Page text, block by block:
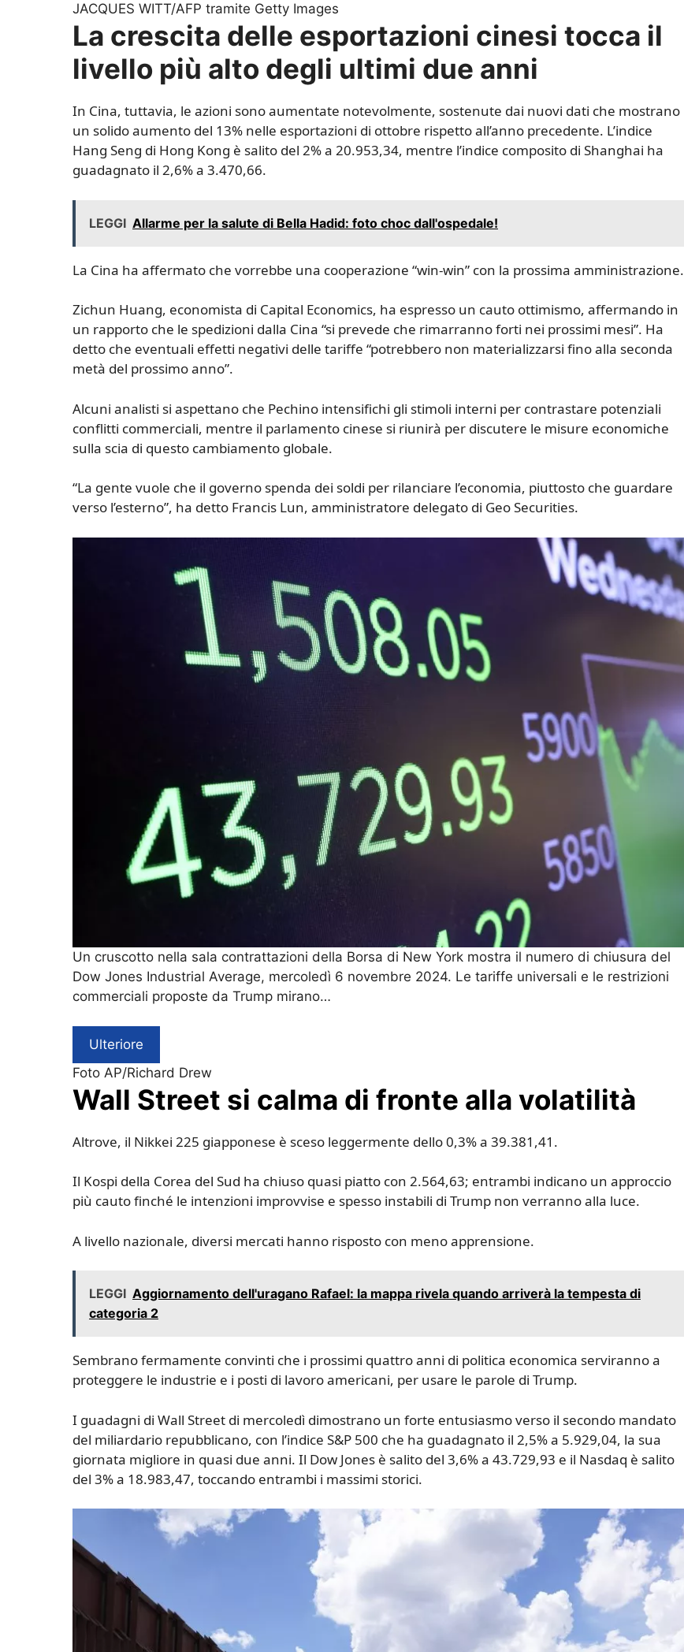
JACQUES WITT/AFP tramite Getty Images
La crescita delle esportazioni cinesi tocca il
livello più alto degli ultimi due anni
In Cina, tuttavia, le azioni sono aumentate notevolmente, sostenute dai nuovi dati che mostrano
un solido aumento del 13% nelle esportazioni di ottobre rispetto all’anno precedente. L’indice
Hang Seng di Hong Kong è salito del 2% a 20.953,34, mentre l’indice composito di Shanghai ha
guadagnato il 2,6% a 3.470,66.
LEGGI Allarme per la salute di Bella Hadid: foto choc dall'ospedale!
La Cina ha affermato che vorrebbe una cooperazione “win-win” con la prossima amministrazione.
Zichun Huang, economista di Capital Economics, ha espresso un cauto ottimismo, affermando in
un rapporto che le spedizioni dalla Cina “si prevede che rimarranno forti nei prossimi mesi”. Ha
detto che eventuali effetti negativi delle tariffe “potrebbero non materializzarsi fino alla seconda
metà del prossimo anno”.
Alcuni analisti si aspettano che Pechino intensifichi gli stimoli interni per contrastare potenziali
conflitti commerciali, mentre il parlamento cinese si riunirà per discutere le misure economiche
sulla scia di questo cambiamento globale.
“La gente vuole che il governo spenda dei soldi per rilanciare l’economia, piuttosto che guardare
verso l’esterno”, ha detto Francis Lun, amministratore delegato di Geo Securities.
Un cruscotto nella sala contrattazioni della Borsa di New York mostra il numero di chiusura del
Dow Jones Industrial Average, mercoledì 6 novembre 2024. Le tariffe universali e le restrizioni
commerciali proposte da Trump mirano…
Ulteriore
Foto AP/Richard Drew
Wall Street si calma di fronte alla volatilità
Altrove, il Nikkei 225 giapponese è sceso leggermente dello 0,3% a 39.381,41.
Il Kospi della Corea del Sud ha chiuso quasi piatto con 2.564,63; entrambi indicano un approccio
più cauto finché le intenzioni improvvise e spesso instabili di Trump non verranno alla luce.
A livello nazionale, diversi mercati hanno risposto con meno apprensione.
LEGGI Aggiornamento dell'uragano Rafael: la mappa rivela quando arriverà la tempesta di
categoria 2
Sembrano fermamente convinti che i prossimi quattro anni di politica economica serviranno a
proteggere le industrie e i posti di lavoro americani, per usare le parole di Trump.
I guadagni di Wall Street di mercoledì dimostrano un forte entusiasmo verso il secondo mandato
del miliardario repubblicano, con l’indice S&P 500 che ha guadagnato il 2,5% a 5.929,04, la sua
giornata migliore in quasi due anni. Il Dow Jones è salito del 3,6% a 43.729,93 e il Nasdaq è salito
del 3% a 18.983,47, toccando entrambi i massimi storici.